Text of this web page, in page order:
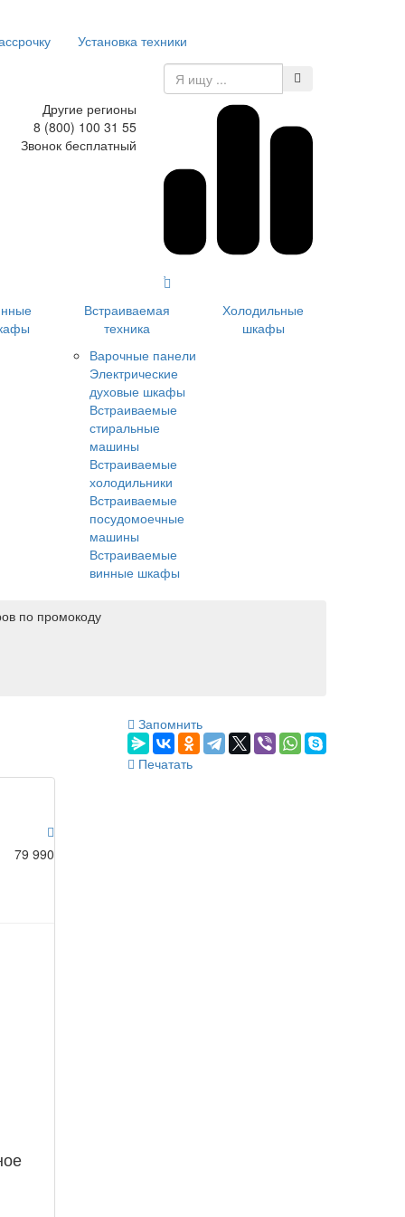
Установка техники
Другие регионы
8 (800) 100 31 55
Звонок бесплатный
Встраиваемая
техника
Варочные панели
Электрические
духовые шкафы
Встраиваемые
стиральные
машины
Встраиваемые
холодильники
Встраиваемые
посудомоечные
машины
Встраиваемые
винные шкафы
Холодильные
шкафы
по промокоду
Запомнить
Печатать
79 990